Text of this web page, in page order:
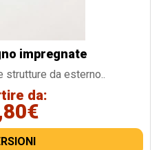
impregnate
da esterno..
da: